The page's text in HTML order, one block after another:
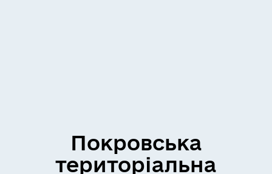
Покровська
територіальна